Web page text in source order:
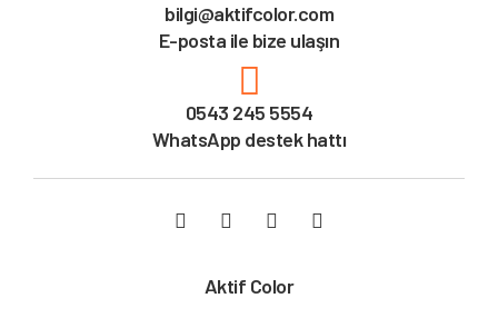
bilgi@aktifcolor.com
E-posta ile bize ulaşın
0543 245 5554
WhatsApp destek hattı
Aktif Color